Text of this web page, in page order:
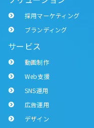
採用マーケティング
ブランディング
サービス
動画制作
Web支援
SNS運用
広告運用
デザイン